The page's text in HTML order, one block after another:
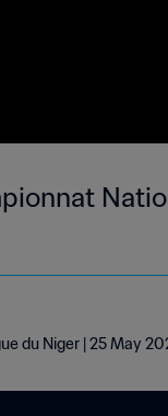
du Niger | 25 May